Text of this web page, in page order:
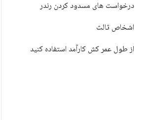
درخواست های مسدود کردن رندر
اشخاص ثالث
از طول عمر کش کارآمد استفاده کنید